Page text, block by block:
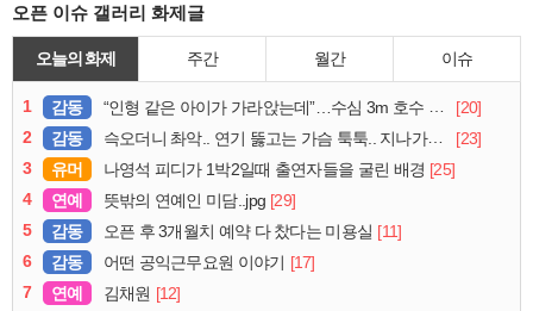
오픈 이슈 갤러리 화제글
오늘의 화제 주간 월간 이슈
1 감동 “인형 같은 아이가 가라앉는데”…수심 3m 호수 뛰어든 60대 의인
[20]
2
감동 슥오더니 촤악.. 연기 뚫고는 가슴 툭툭.. 지나가던 아재의 정체
[23]
3
유머 나영석 피디가 1박2일때 출연자들을 굴린 배경 [25]
4
연예 뜻밖의 연예인 미담..jpg [29]
5
감동 오픈 후 3개월치 예약 다 찼다는 미용실 [11]
6
감동 어떤 공익근무요원 이야기 [17]
7
연예 김채원 [12]